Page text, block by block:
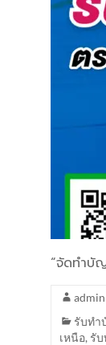
“จัดทำบั
admin
รับท
เหนือ, รั